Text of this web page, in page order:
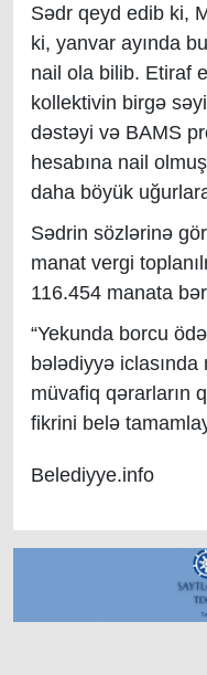
Sədr qeyd edib ki,
ki, yanvar ayında
nail ola bilib. Etiraf
kollektivin birgə
dəstəyi və BAMS
hesabına nail
daha böyük
Sədrin sözlərinə
manat vergi
116.454 manata
“Yekunda borcu
bələdiyyə iclasında
müvafiq qərarların
fikrini belə
Belediyye.info